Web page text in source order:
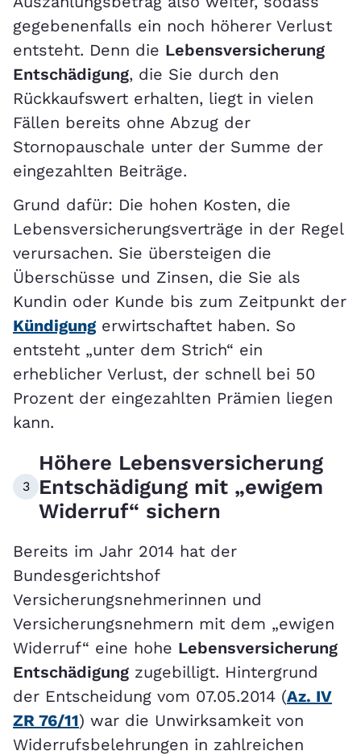
gegebenenfalls ein noch höherer Verlust
entsteht. Denn die Lebensversicherung
Entschädigung, die Sie durch den
Rückkaufswert erhalten, liegt in vielen
Fällen bereits ohne Abzug der
Stornopauschale unter der Summe der
eingezahlten Beiträge.
Grund dafür: Die hohen Kosten, die
Lebensversicherungsverträge in der Regel
verursachen. Sie übersteigen die
Überschüsse und Zinsen, die Sie als
Kundin oder Kunde bis zum Zeitpunkt der
Kündigung erwirtschaftet haben. So
entsteht „unter dem Strich“ ein
erheblicher Verlust, der schnell bei 50
Prozent der eingezahlten Prämien liegen
kann.
3
Höhere Lebensversicherung
Entschädigung mit „ewigem
Widerruf“ sichern
Bereits im Jahr 2014 hat der
Bundesgerichtshof
Versicherungsnehmerinnen und
Versicherungsnehmern mit dem „ewigen
Widerruf“ eine hohe Lebensversicherung
Entschädigung zugebilligt. Hintergrund
der Entscheidung vom 07.05.2014 (Az. IV
ZR 76/11) war die Unwirksamkeit von
Widerrufsbelehrungen in zahlreichen